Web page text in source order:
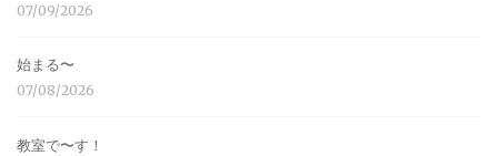
07/09/2026
始まる〜
07/08/2026
教室で〜す！